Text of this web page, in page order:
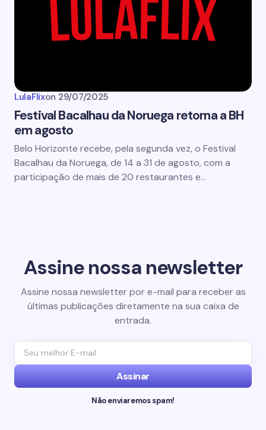
LulaFlixon 29/07/2025
Festival Bacalhau da Noruega retorna a BH
em agosto
Belo Horizonte recebe, pela segunda vez, o Festival
Bacalhau da Noruega, de 14 a 31 de agosto, com a
participação de mais de 20 restaurantes e…
Assine nossa newsletter
Assine nossa newsletter por e-mail para receber as
últimas publicações diretamente na sua caixa de
entrada.
Assinar
Não enviaremos spam!